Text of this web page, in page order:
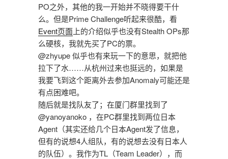
PO之外，其他的我一开始并不晓得要干什
么。但是Prime Challenge听起来很酷，看
Event页面上的介绍似乎也没有Stealth OPs那
么硬核，我就先买了PC的票。
@zhyupe 似乎也有来玩一下的意思，就把他
拉下了水……从杭州过来也挺远的，如果是
我要飞到这个距离外去参加Anomaly可能还是
有点困难吧。
随后就是找队友了；在厦门群里找到了
@yanoyanoko ，在PC群里找到两位日本
Agent（其实还给几个日本Agent发了信息，
但有的说想4人组队，有的说想去没有日本人
的队伍）。我作为TL（Team Leader），而